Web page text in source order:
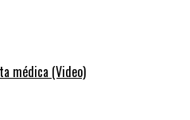
médica (Video)